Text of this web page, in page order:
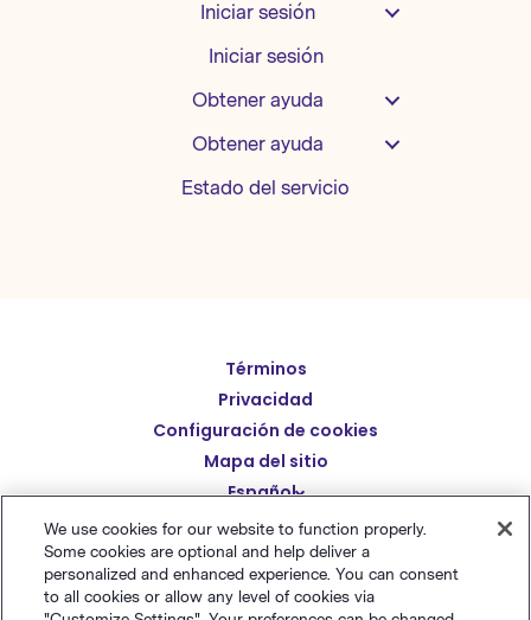
Iniciar sesión
Iniciar sesión
Obtener ayuda
Obtener ayuda
Estado del servicio
Términos
Privacidad
Configuración de cookies
Mapa del sitio
Español
English
Deutsch
繁體中文
简体中文
日本語
Italiano
© Polaris Software, LLC 粤ICP备14001834号
Benchmark
Email® es una marca comercial registrada de
We use cookies for our website to function properly.
Some cookies are optional and help deliver a
personalized and enhanced experience. You can consent
to all cookies or allow any level of cookies via